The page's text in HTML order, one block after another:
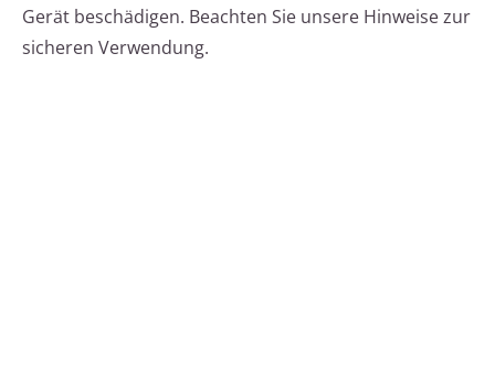
Gerät beschädigen. Beachten Sie unsere Hinweise zur
sicheren Verwendung.